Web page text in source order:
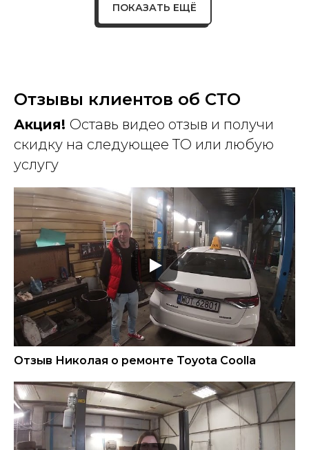
ПОКАЗАТЬ ЕЩЁ
Отзывы клиентов об СТО
Акция! Оставь видео отзыв и получи
скидку на следующее ТО или любую
услугу
Отзыв Николая о ремонте Toyota Coolla